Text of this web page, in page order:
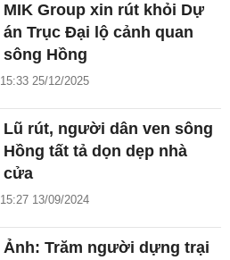
MIK Group xin rút khỏi Dự
án Trục Đại lộ cảnh quan
sông Hồng
15:33 25/12/2025
Lũ rút, người dân ven sông
Hồng tất tả dọn dẹp nhà
cửa
15:27 13/09/2024
Ảnh: Trăm người dựng trại